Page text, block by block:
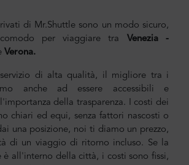
di Mr.Shuttle sono un modo sicuro,
per viaggiare tra Venezia -
Verona.
di alta qualità, il migliore tra i
anche ad essere accessibili e
della trasparenza. I costi dei
chiari ed equi, senza fattori nascosti o
una posizione, noi ti diamo un prezzo,
di un viaggio di ritorno incluso. Se la
è all'interno della città, i costi sono fissi,